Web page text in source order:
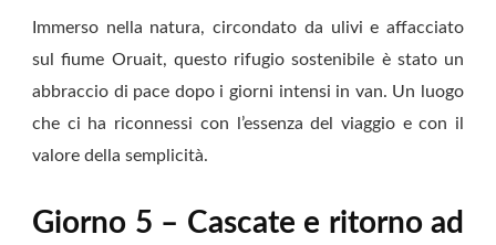
Immerso nella natura, circondato da ulivi e affacciato
sul fiume Oruait, questo rifugio sostenibile è stato un
abbraccio di pace dopo i giorni intensi in van. Un luogo
che ci ha riconnessi con l’essenza del viaggio e con il
valore della semplicità.
Giorno 5 – Cascate e ritorno ad